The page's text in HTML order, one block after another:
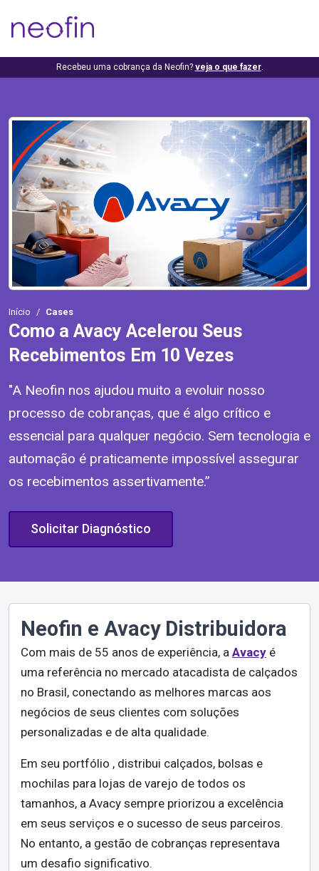
Recebeu uma cobrança da Neofin? veja o que fazer.
Início Cases
Como a Avacy Acelerou Seus
Recebimentos Em 10 Vezes
"A Neofin nos ajudou muito a evoluir nosso
processo de cobranças, que é algo crítico e
essencial para qualquer negócio. Sem tecnologia e
automação é praticamente impossível assegurar
os recebimentos assertivamente.”
Solicitar Diagnóstico
Neofin e Avacy Distribuidora
Com mais de 55 anos de experiência, a Avacy é
uma referência no mercado atacadista de calçados
no Brasil, conectando as melhores marcas aos
negócios de seus clientes com soluções
personalizadas e de alta qualidade.
Em seu portfólio , distribui calçados, bolsas e
mochilas para lojas de varejo de todos os
tamanhos, a Avacy sempre priorizou a excelência
em seus serviços e o sucesso de seus parceiros.
No entanto, a gestão de cobranças representava
um desafio significativo.